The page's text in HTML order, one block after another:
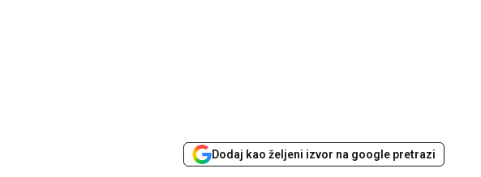
Dodaj kao željeni izvor na google pretrazi